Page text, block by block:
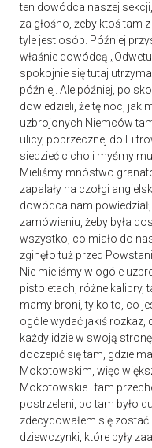
ten dowódca naszej
za głośno, żeby ktoś tam
tyle jest osób. Później
właśnie dowódcą
spokojnie się tutaj
później. Ale później, po
dowiedzieli, że tę noc, jak
uzbrojonych Niemców
ulicy, poprzecznej do
siedzieć cicho i myśmy
Mieliśmy mnóstwo
zapalały na czołgi
dowódca nam
zamówieniu, żeby była
wszystko, co miało do
zginęło tuż przed
Nie mieliśmy w ogóle
pistoletach, różne kalibry,
mamy broni, tylko to, co
ogóle wydać jakiś rozkaz,
każdy idzie w swoją
doczepić się tam, gdzie
Mokotowskim, więc
Mokotowskie i tam
postrzeleni, bo tam było
zdecydowałem się
dziewczynki, które były